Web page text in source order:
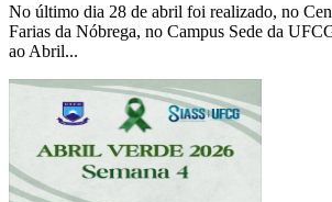
No último dia 28 de abril foi realizado, no
Farias da Nóbrega, no Campus Sede da
ao Abril...